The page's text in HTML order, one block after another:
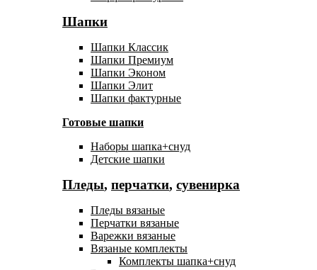
Шапки
Шапки Классик
Шапки Премиум
Шапки Эконом
Шапки Элит
Шапки фактурные
Готовые шапки
Наборы шапка+снуд
Детские шапки
Пледы, перчатки, сувенирка
Пледы вязаные
Перчатки вязаные
Варежки вязаные
Вязаные комплекты
Комплекты шапка+снуд